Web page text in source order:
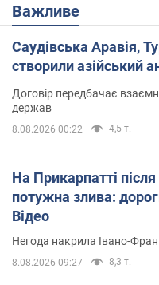
Важливе
Саудівська Аравія,
створили азійський
Договір передбачає
держав
8.08.2026 00:22 4,5 т.
На Прикарпатті
потужна злива:
Відео
Негода накрила Івано-
8.08.2026 09:27 8,3 т.